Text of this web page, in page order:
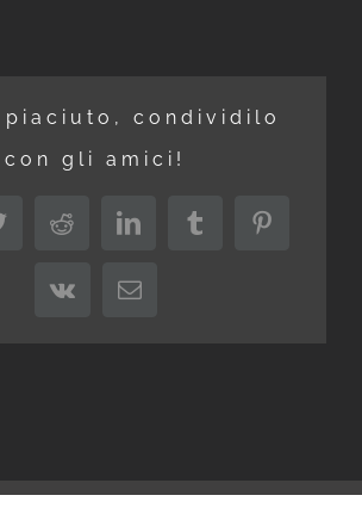
piaciuto, condividilo
con gli amici!
RedditLinkedInTumblrPinterest
Vk Email